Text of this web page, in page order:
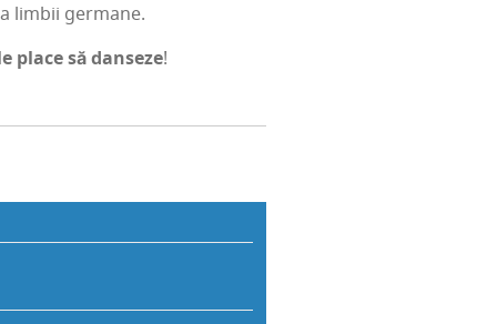
lim­bii germane.
să danse­ze!